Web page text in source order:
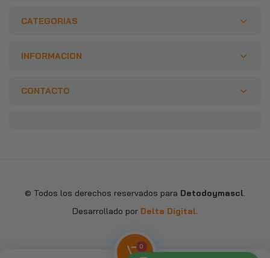
CATEGORIAS
INFORMACION
CONTACTO
© Todos los derechos reservados para Detodoymascl.
Desarrollado por Delta Digital.
0